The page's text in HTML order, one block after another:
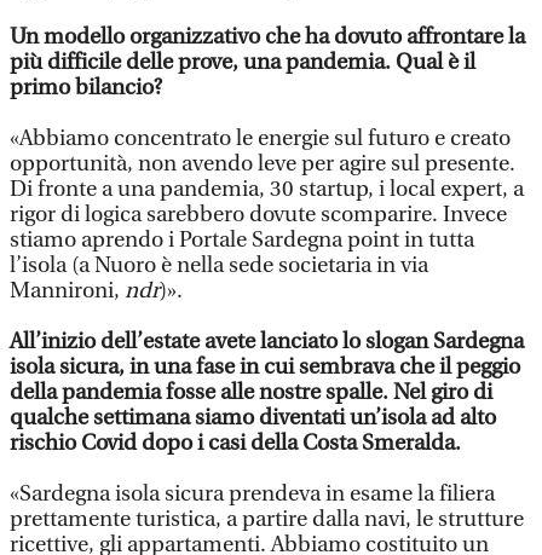
Un modello organizzativo che ha dovuto affrontare la
più difficile delle prove, una pandemia. Qual è il
primo bilancio?
«Abbiamo concentrato le energie sul futuro e creato
opportunità, non avendo leve per agire sul presente.
Di fronte a una pandemia, 30 startup, i local expert, a
rigor di logica sarebbero dovute scomparire. Invece
stiamo aprendo i Portale Sardegna point in tutta
l’isola (a Nuoro è nella sede societaria in via
Mannironi, ndr)».
All’inizio dell’estate avete lanciato lo slogan Sardegna
isola sicura, in una fase in cui sembrava che il peggio
della pandemia fosse alle nostre spalle. Nel giro di
qualche settimana siamo diventati un’isola ad alto
rischio Covid dopo i casi della Costa Smeralda.
«Sardegna isola sicura prendeva in esame la filiera
prettamente turistica, a partire dalla navi, le strutture
ricettive, gli appartamenti. Abbiamo costituito un